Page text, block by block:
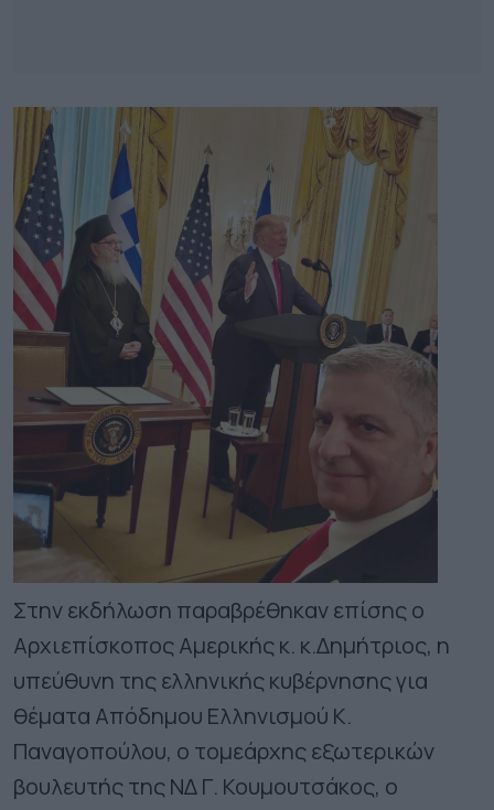
Στην εκδήλωση παραβρέθηκαν επίσης ο
Αρχιεπίσκοπος Αμερικής κ. κ.Δημήτριος, η
υπεύθυνη της ελληνικής κυβέρνησης για
θέματα Απόδημου Ελληνισμού Κ.
Παναγοπούλου, ο τομεάρχης εξωτερικών
βουλευτής της ΝΔ Γ. Κουμουτσάκος, ο